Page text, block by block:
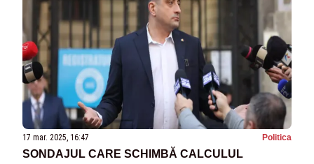
17 mar. 2025, 16:47 Politica
SONDAJUL CARE SCHIMBĂ CALCULUL